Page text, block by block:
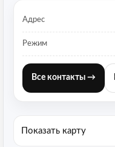
Адрес
Режим
Все контакты →
Показать карту